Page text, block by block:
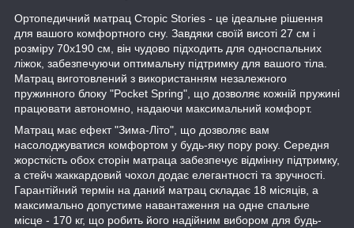
Ортопедичний матрац Сторіс Stories - це ідеальне рішення
для вашого комфортного сну. Завдяки своїй висоті 27 см і
розміру 70х190 см, він чудово підходить для односпальних
ліжок, забезпечуючи оптимальну підтримку для вашого тіла.
Матрац виготовлений з використанням незалежного
пружинного блоку "Pocket Spring", що дозволяє кожній пружині
працювати автономно, надаючи максимальний комфорт.
Матрац має ефект "Зима-Літо", що дозволяє вам
насолоджуватися комфортом у будь-яку пору року. Середня
жорсткість обох сторін матраца забезпечує відмінну підтримку,
а стейч жаккардовий чохол додає елегантності та зручності.
Гарантійний термін на даний матрац складає 18 місяців, а
максимально допустиме навантаження на одне спальне
місце - 170 кг, що робить його надійним вибором для будь-